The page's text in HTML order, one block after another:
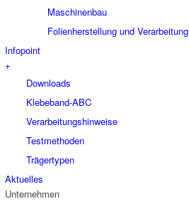
Maschinenbau
Folienherstellung und Verarbeitung
Infopoint
+
Downloads
Klebeband-ABC
Verarbeitungshinweise
Testmethoden
Trägertypen
Aktuelles
Unternehmen